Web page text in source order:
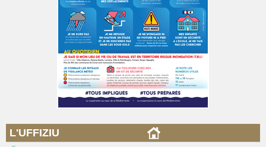
L'UFFIZIU